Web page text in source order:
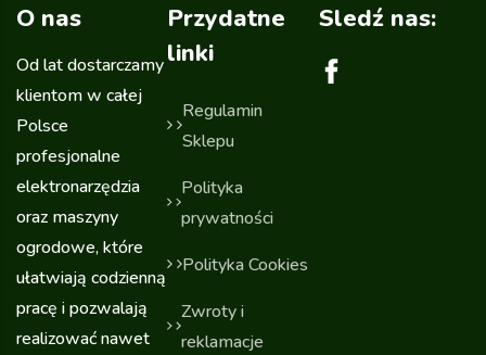
O nas
Od lat dostarczamy
klientom w całej
Polsce
profesjonalne
elektronarzędzia
oraz maszyny
ogrodowe, które
ułatwiają codzienną
pracę i pozwalają
realizować nawet
Przydatne
linki
Regulamin
Sklepu
Polityka
prywatności
Polityka Cookies
Zwroty i
reklamacje
Sledź nas: